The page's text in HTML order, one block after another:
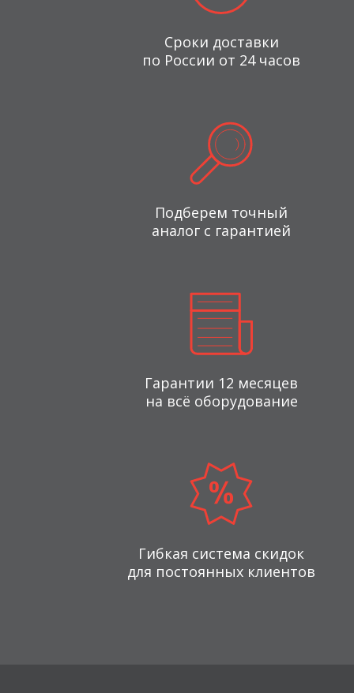
Сроки доставки
по России от 24 часов
Подберем точный
аналог с гарантией
Гарантии 12 месяцев
на всё оборудование
Гибкая система скидок
для постоянных клиентов